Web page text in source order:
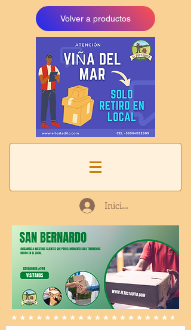
Volver a productos
Iniciar sesión